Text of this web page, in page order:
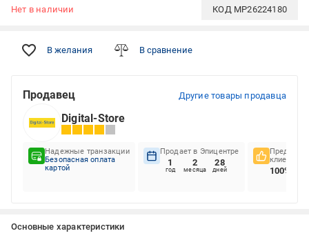
Нет в наличии КОД MP26224180
В желания В сравнение
Продавец Другие товары продавца
Digital-Store
Надежные транзакции
Безопасная оплата
картой
Продает в Эпицентре
1
год
2
месяца
28
дней
клиентов
100%
Основные характеристики